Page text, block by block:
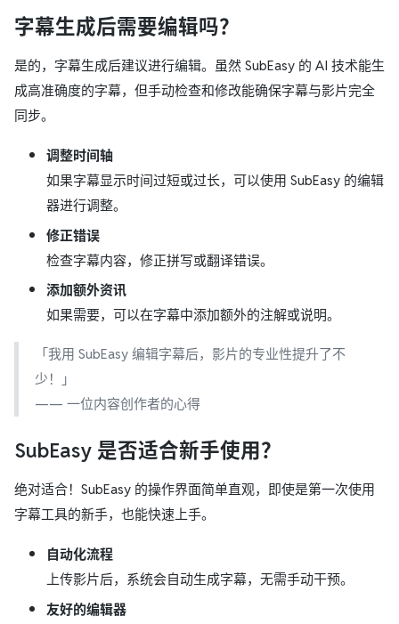
字幕生成后需要编辑吗？
是的，字幕生成后建议进行编辑。虽然 SubEasy 的 AI 技术能生
成高准确度的字幕，但手动检查和修改能确保字幕与影片完全
同步。
调整时间轴
如果字幕显示时间过短或过长，可以使用 SubEasy 的编辑
器进行调整。
修正错误
检查字幕内容，修正拼写或翻译错误。
添加额外资讯
如果需要，可以在字幕中添加额外的注解或说明。
「我用 SubEasy 编辑字幕后，影片的专业性提升了不
少！」
—— 一位内容创作者的心得
SubEasy 是否适合新手使用？
绝对适合！SubEasy 的操作界面简单直观，即使是第一次使用
字幕工具的新手，也能快速上手。
自动化流程
上传影片后，系统会自动生成字幕，无需手动干预。
友好的编辑器